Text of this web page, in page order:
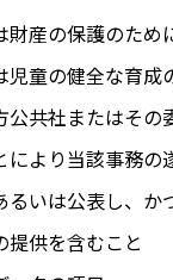
財産の保護のた
児童の健全な育
共社またはその
より当該事務
るいは公表し、
供を含むこと